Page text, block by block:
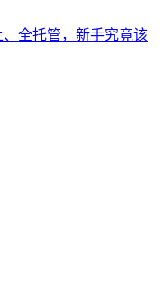
全托管，新手究竟该